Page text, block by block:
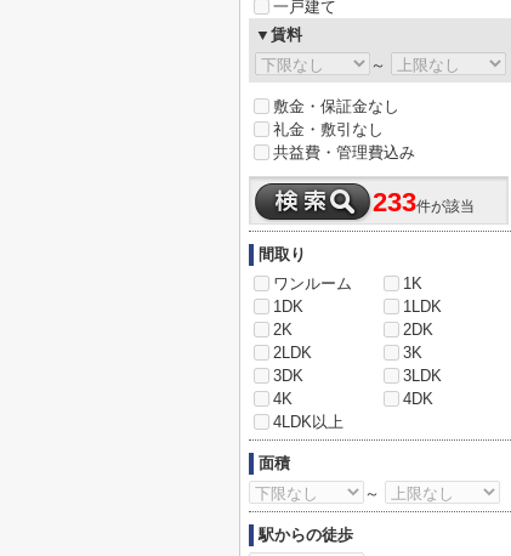
一戸建て
▼賃料
～
敷金・保証金なし
礼金・敷引なし
共益費・管理費込み
233件が該当
間取り
ワンルーム
1K
1DK
1LDK
2K
2DK
2LDK
3K
3DK
3LDK
4K
4DK
4LDK以上
面積
～
駅からの徒歩